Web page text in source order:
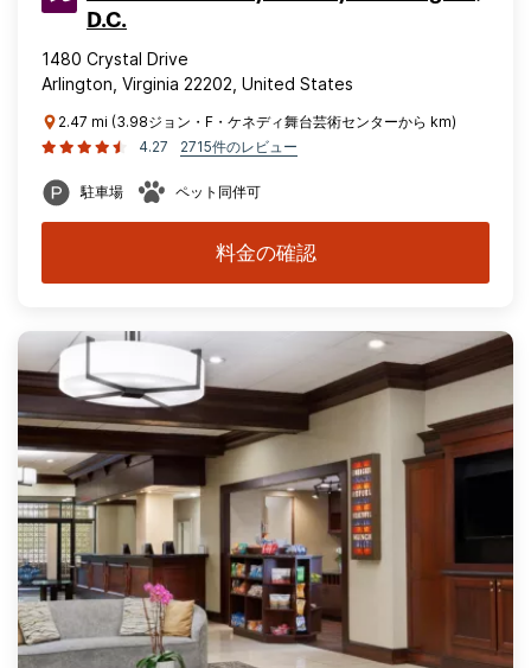
D.C.
1480 Crystal Drive
Arlington, Virginia 22202, United States
2.47 mi (3.98ジョン・F・ケネディ舞台芸術センターから km)
4.27
2715件のレビュー
駐車場 ペット同伴可
料金の確認